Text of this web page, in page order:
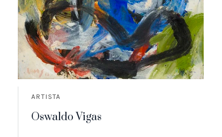
ARTISTA
Oswaldo Vigas